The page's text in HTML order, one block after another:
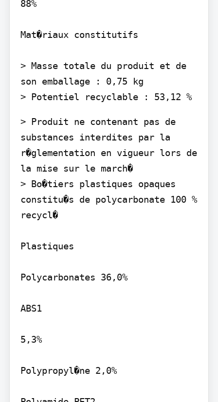
88%
Mat�riaux constitutifs
> Masse totale du produit et de
son emballage : 0,75 kg
> Potentiel recyclable : 53,12 %
> Produit ne contenant pas de
substances interdites par la
r�glementation en vigueur lors de
la mise sur le march�
> Bo�tiers plastiques opaques
constitu�s de polycarbonate 100 %
recycl�
Plastiques
Polycarbonates 36,0%
ABS1
5,3%
Polypropyl�ne 2,0%